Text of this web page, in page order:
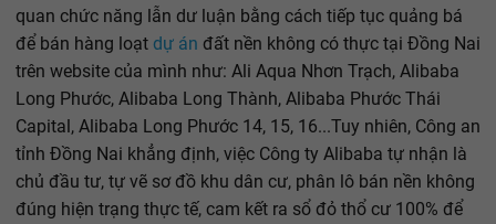
quan chức năng lẫn dư luận bằng cách tiếp tục quảng bá
để bán hàng loạt dự án đất nền không có thực tại Đồng Nai
trên website của mình như: Ali Aqua Nhơn Trạch, Alibaba
Long Phước, Alibaba Long Thành, Alibaba Phước Thái
Capital, Alibaba Long Phước 14, 15, 16...Tuy nhiên, Công an
tỉnh Đồng Nai khẳng định, việc Công ty Alibaba tự nhận là
chủ đầu tư, tự vẽ sơ đồ khu dân cư, phân lô bán nền không
đúng hiện trạng thực tế, cam kết ra sổ đỏ thổ cư 100% để